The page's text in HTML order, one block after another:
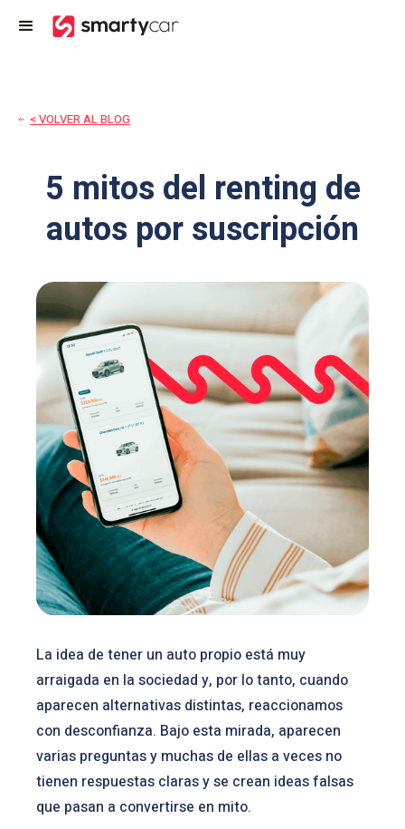
< VOLVER AL BLOG
5 mitos del renting de
autos por suscripción
La idea de tener un auto propio está muy
arraigada en la sociedad y, por lo tanto, cuando
aparecen alternativas distintas, reaccionamos
con desconfianza. Bajo esta mirada, aparecen
varias preguntas y muchas de ellas a veces no
tienen respuestas claras y se crean ideas falsas
que pasan a convertirse en mito.